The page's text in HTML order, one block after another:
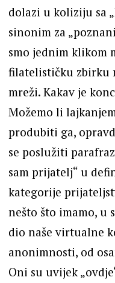
dolazi u koliziju sa
sinonim za
smo jednim klikom
filatelističku zbirku
mreži. Kakav je
Možemo li
produbiti ga,
se poslužiti
sam prijatelj“ u
kategorije
nešto što imamo, u
dio naše virtualne
anonimnosti, od
Oni su uvijek